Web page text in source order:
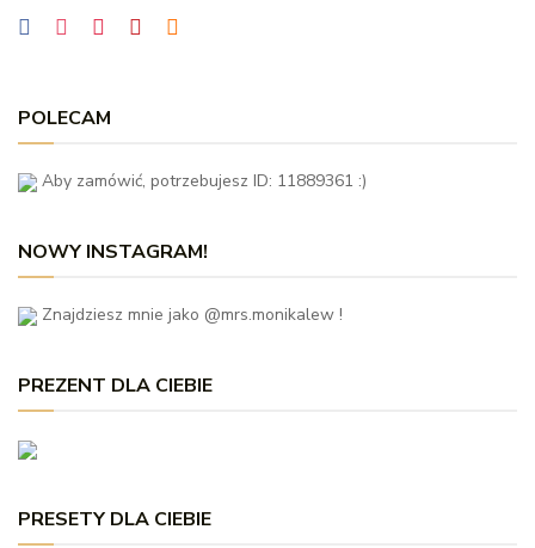
POLECAM
Aby zamówić, potrzebujesz ID: 11889361 :)
NOWY INSTAGRAM!
Znajdziesz mnie jako @mrs.monikalew !
PREZENT DLA CIEBIE
PRESETY DLA CIEBIE